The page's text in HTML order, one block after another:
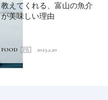
教えてくれる、富山の魚介
が美味しい理由
FOOD 2023.2.20